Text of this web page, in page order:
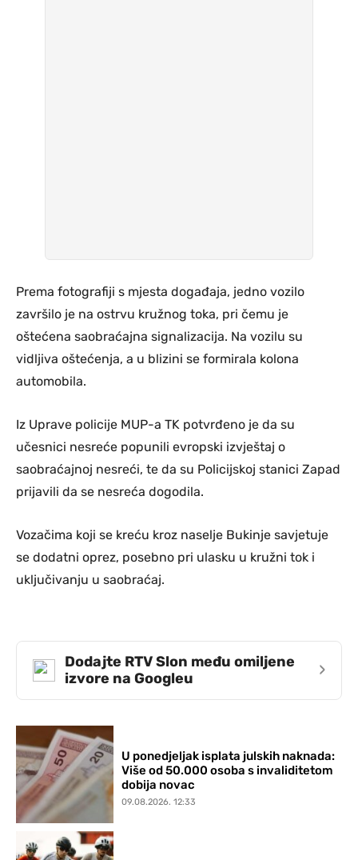
Prema fotografiji s mjesta događaja, jedno vozilo
završilo je na ostrvu kružnog toka, pri čemu je
oštećena saobraćajna signalizacija. Na vozilu su
vidljiva oštećenja, a u blizini se formirala kolona
automobila.
Iz Uprave policije MUP-a TK potvrđeno je da su
učesnici nesreće popunili evropski izvještaj o
saobraćajnoj nesreći, te da su Policijskoj stanici Zapad
prijavili da se nesreća dogodila.
Vozačima koji se kreću kroz naselje Bukinje savjetuje
se dodatni oprez, posebno pri ulasku u kružni tok i
uključivanju u saobraćaj.
Dodajte RTV Slon među omiljene
izvore na Googleu
›
U ponedjeljak isplata julskih naknada:
Više od 50.000 osoba s invaliditetom
dobija novac
09.08.2026. 12:33